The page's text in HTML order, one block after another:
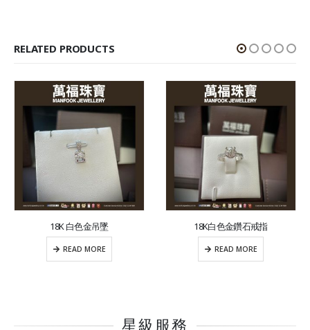
RELATED PRODUCTS
18K 白色金吊墜
READ MORE
18K白色金鑽石戒指
READ MORE
星級服務